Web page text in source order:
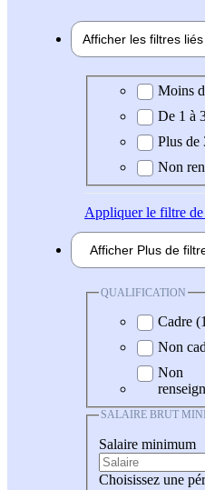
Afficher les filtres
ExpérienceMoins
De 1 à
Plus de
Non
Appliquerle filtre de
Afficher Plus de
QUALIFICATION
Cadre
Non
Non
SALAIRE BRUT
Salaire minimum
Choisissez une